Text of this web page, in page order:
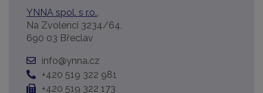
YNNA spol. s r.o.,
Na Zvolenci 3234/64,
690 03 Břeclav
info@ynna.cz
+420 519 322 981
+420 519 322 173